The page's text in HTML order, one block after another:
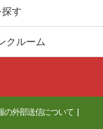
す
クルーム
の外部送信について